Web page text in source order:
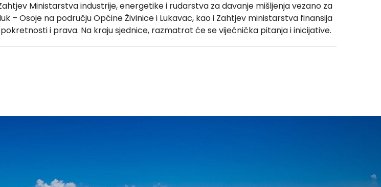
Ministarstva industrije, energetike i rudarstva za davanje mišljenja vezano za
– Osoje na području Općine Živinice i Lukavac, kao i Zahtjev ministarstva finansija
i prava. Na kraju sjednice, razmatrat će se vijećnička pitanja i inicijative.